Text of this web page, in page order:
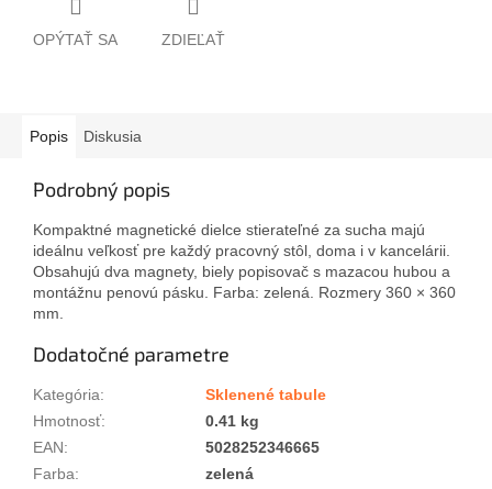
OPÝTAŤ SA ZDIEĽAŤ
Popis Diskusia
Podrobný popis
Kompaktné magnetické dielce stierateľné za sucha majú
ideálnu veľkosť pre každý pracovný stôl, doma i v kancelárii.
Obsahujú dva magnety, biely popisovač s mazacou hubou a
montážnu penovú pásku. Farba: zelená. Rozmery 360 × 360
mm.
Dodatočné parametre
Kategória:
Sklenené tabule
Hmotnosť:
0.41 kg
EAN:
5028252346665
Farba: zelená